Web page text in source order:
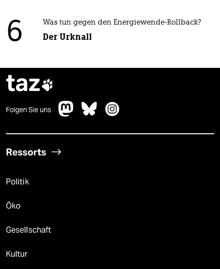
6 Was tun gegen den Energiewende-Rollback?
Der Urknall
taz
Folgen Sie uns
Ressorts
Politik
Öko
Gesellschaft
Kultur